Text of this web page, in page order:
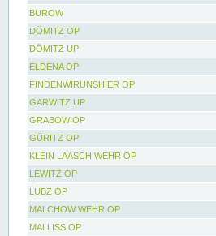
BUROW
DÖMITZ OP
DÖMITZ UP
ELDENA OP
FINDENWIRUNSHIER OP
GARWITZ UP
GRABOW OP
GÜRITZ OP
KLEIN LAASCH WEHR OP
LEWITZ OP
LÜBZ OP
MALCHOW WEHR OP
MALLISS OP